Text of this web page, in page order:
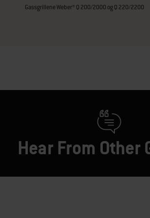
Gassgrillene Weber® Q 200/2000 og Q 220/2200
Hear From Other